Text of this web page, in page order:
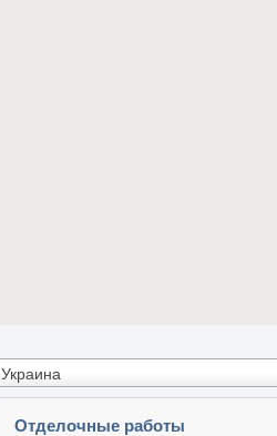
Украина
Отделочные работы